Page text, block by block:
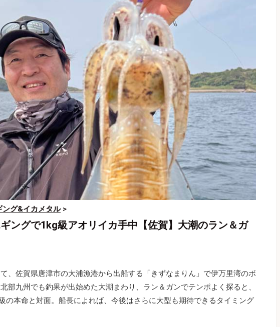
ング&イカメタル>
ングで1kg級アオリイカ手中【佐賀】大潮のラン＆ガ
、佐賀県唐津市の大浦漁港から出船する「きずなまりん」で伊万里湾のボ
部九州でも釣果が出始めた大潮まわり、ラン＆ガンでテンポよく探ると、
の本命と対面。船長によれば、今後はさらに大型も期待できるタイミング